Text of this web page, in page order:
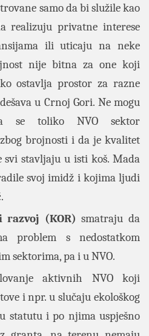
samo da bi služile kao
realizuju privatne interese
ili uticaju na neke
nije bitna za one koji
ostavlja prostor za razne
u Crnoj Gori. Ne mogu
se toliko NVO sektor
brojnosti i da je kvalitet
stavljaju u isti koš. Mada
svoj imidž i kojima ljudi
.
(KOR) smatraju da
problem s nedostatkom
sektorima, pa i u NVO.
aktivnih NVO koji
i npr. u slučaju ekološkog
statutu i po njima uspješno